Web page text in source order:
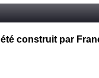
construit par